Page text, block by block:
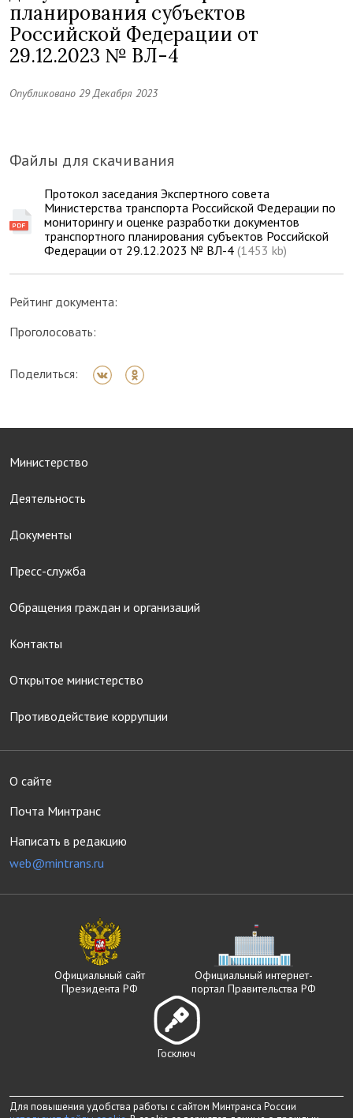
планирования субъектов
Российской Федерации от
29.12.2023 № ВЛ-4
Опубликовано 29 Декабря 2023
Файлы для скачивания
Протокол заседания Экспертного совета
Министерства транспорта Российской Федерации по
мониторингу и оценке разработки документов
транспортного планирования субъектов Российской
Федерации от 29.12.2023 № ВЛ-4 (1453 kb)
Рейтинг документа:
Проголосовать:
Поделиться:
Министерство
Деятельность
Документы
Пресс-служба
Обращения граждан и организаций
Контакты
Открытое министерство
Противодействие коррупции
О сайте
Почта Минтранс
Написать в редакцию
web@mintrans.ru
Официальный сайт
Президента РФ
Официальный интернет-
портал Правительства РФ
Госключ
Для повышения удобства работы с сайтом Минтранса России